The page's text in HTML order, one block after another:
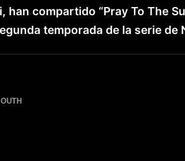
han compartido “Pray To The
temporada de la serie de